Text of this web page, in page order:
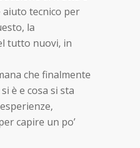
tecnico per
la
tutto nuovi, in
che finalmente
è e cosa si sta
capire un po’